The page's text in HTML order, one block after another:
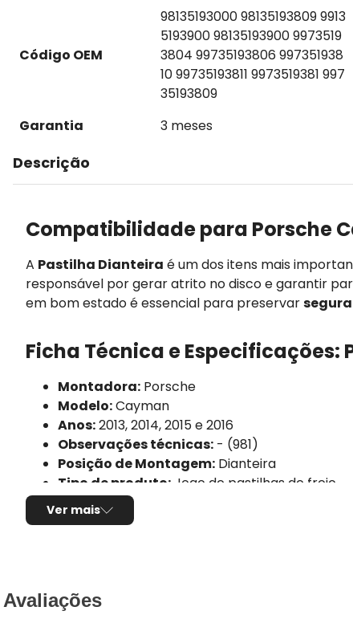
Código OEM
98135193000 98135193809 9913
5193900 98135193900 9973519
3804 99735193806 997351938
10 99735193811 9973519381 997
35193809
Garantia
3 meses
Descrição
Compatibilidade para Porsche
A Pastilha Dianteira é um dos itens mais
responsável por gerar atrito no disco e garantir
em bom estado é essencial para preservar
Ficha Técnica e
Montadora: Porsche
Modelo:Cayman
Anos:2013, 2014, 2015 e 2016
Observações técnicas: - (981)
Posição de Montagem: Dianteira
Tipo de produto: Jogo de pastilhas de freio
Sistema de freio compatível:
Sensor de desgaste:
Espessura:
Ver mais
Avaliações